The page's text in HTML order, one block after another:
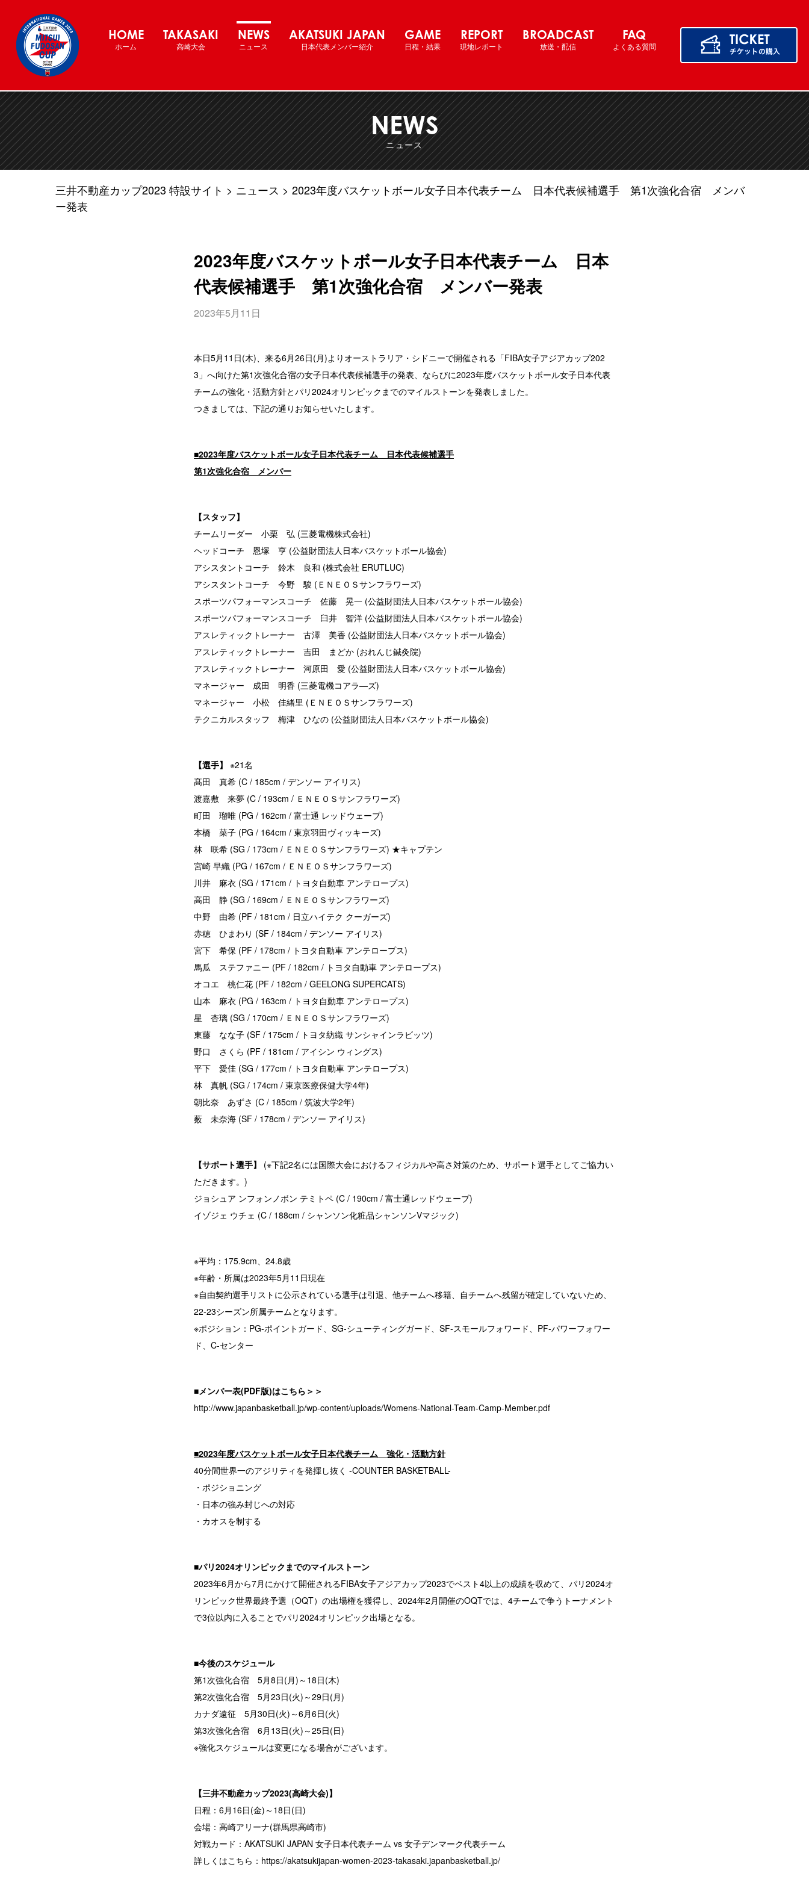
三井不動産カップ2022 バスケットボール女子日本代表 国際強化試合
HOME
ホーム
TAKASAKI
高崎大会
NEWS
ニュース
AKATSUKI JAPAN
日本代表メンバー紹介
GAME
日程・結果
REPORT
現地レポート
BROADCAST
放送・配信
FAQ
よくある質問
NEWS
ニュース
三井不動産カップ2023 特設サイト ニュース
2023年度バスケットボール女子日本代表チーム 日本代表候補選手 第1次強化合宿 メンバ
ー発表
2023年度バスケットボール女子日本代表チーム 日本
代表候補選手 第1次強化合宿 メンバー発表
2023年5月11日
本日5月11日(木)、来る6月26日(月)よりオーストラリア・シドニーで開催される「FIBA女子アジアカップ202
3」へ向けた第1次強化合宿の女子日本代表候補選手の発表、ならびに2023年度バスケットボール女子日本代表
チームの強化・活動方針とパリ2024オリンピックまでのマイルストーンを発表しました。
つきましては、下記の通りお知らせいたします。
■2023年度バスケットボール女子日本代表チーム 日本代表候補選手
第1次強化合宿 メンバー
【スタッフ】
チームリーダー 小栗 弘 (三菱電機株式会社)
ヘッドコーチ 恩塚 亨 (公益財団法人日本バスケットボール協会)
アシスタントコーチ 鈴木 良和 (株式会社 ERUTLUC)
アシスタントコーチ 今野 駿 (ＥＮＥＯＳサンフラワーズ)
スポーツパフォーマンスコーチ 佐藤 晃一 (公益財団法人日本バスケットボール協会)
スポーツパフォーマンスコーチ 臼井 智洋 (公益財団法人日本バスケットボール協会)
アスレティックトレーナー 古澤 美香 (公益財団法人日本バスケットボール協会)
アスレティックトレーナー 吉田 まどか (おれんじ鍼灸院)
アスレティックトレーナー 河原田 愛 (公益財団法人日本バスケットボール協会)
マネージャー 成田 明香 (三菱電機コアラ―ズ)
マネージャー 小松 佳緒里 (ＥＮＥＯＳサンフラワーズ)
テクニカルスタッフ 梅津 ひなの (公益財団法人日本バスケットボール協会)
【選手】 ※21名
髙田 真希 (C / 185cm / デンソー アイリス)
渡嘉敷 来夢 (C / 193cm / ＥＮＥＯＳサンフラワーズ)
町田 瑠唯 (PG / 162cm / 富士通 レッドウェーブ)
本橋 菜子 (PG / 164cm / 東京羽田ヴィッキーズ)
林 咲希 (SG / 173cm / ＥＮＥＯＳサンフラワーズ) ★キャプテン
宮崎 早織 (PG / 167cm / ＥＮＥＯＳサンフラワーズ)
川井 麻衣 (SG / 171cm / トヨタ自動車 アンテロープス)
高田 静 (SG / 169cm / ＥＮＥＯＳサンフラワーズ)
中野 由希 (PF / 181cm / 日立ハイテク クーガーズ)
赤穂 ひまわり (SF / 184cm / デンソー アイリス)
宮下 希保 (PF / 178cm / トヨタ自動車 アンテロープス)
馬瓜 ステファニー (PF / 182cm / トヨタ自動車 アンテロープス)
オコエ 桃仁花 (PF / 182cm / GEELONG SUPERCATS)
山本 麻衣 (PG / 163cm / トヨタ自動車 アンテロープス)
星 杏璃 (SG / 170cm / ＥＮＥＯＳサンフラワーズ)
東藤 なな子 (SF / 175cm / トヨタ紡織 サンシャインラビッツ)
野口 さくら (PF / 181cm / アイシン ウィングス)
平下 愛佳 (SG / 177cm / トヨタ自動車 アンテロープス)
林 真帆 (SG / 174cm / 東京医療保健大学4年)
朝比奈 あずさ (C / 185cm / 筑波大学2年)
薮 未奈海 (SF / 178cm / デンソー アイリス)
【サポート選手】
(※下記2名には国際大会におけるフィジカルや高さ対策のため、サポート選手としてご協力い
ただきます。)
ジョシュア ンフォンノボン テミトペ (C / 190cm / 富士通レッドウェーブ)
イゾジェ ウチェ (C / 188cm / シャンソン化粧品シャンソンVマジック)
※平均：175.9cm、24.8歳
※年齢・所属は2023年5月11日現在
※自由契約選手リストに公示されている選手は引退、他チームへ移籍、自チームへ残留が確定していないため、
22-23シーズン所属チームとなります。
※ポジション：PG-ポイントガード、SG-シューティングガード、SF-スモールフォワード、PF-パワーフォワー
ド、C-センター
■メンバー表(PDF版)はこちら＞＞
http://www.japanbasketball.jp/wp-content/uploads/Womens-National-Team-Camp-Member.pdf
■2023年度バスケットボール女子日本代表チーム 強化・活動方針
40分間世界一のアジリティを発揮し抜く -COUNTER BASKETBALL-
・ポジショニング
・日本の強み封じへの対応
・カオスを制する
■パリ2024オリンピックまでのマイルストーン
2023年6月から7月にかけて開催されるFIBA女子アジアカップ2023でベスト4以上の成績を収めて、パリ2024オ
リンピック世界最終予選（OQT）の出場権を獲得し、2024年2月開催のOQTでは、4チームで争うトーナメント
で3位以内に入ることでパリ2024オリンピック出場となる。
■今後のスケジュール
第1次強化合宿 5月8日(月)～18日(木)
第2次強化合宿 5月23日(火)～29日(月)
カナダ遠征 5月30日(火)～6月6日(火)
第3次強化合宿 6月13日(火)～25日(日)
※強化スケジュールは変更になる場合がございます。
【三井不動産カップ2023(高崎大会)】
日程：6月16日(金)～18日(日)
会場：高崎アリーナ(群馬県高崎市)
対戦カード：AKATSUKI JAPAN 女子日本代表チーム vs 女子デンマーク代表チーム
詳しくはこちら： https://akatsukijapan-women-2023-takasaki.japanbasketball.jp/